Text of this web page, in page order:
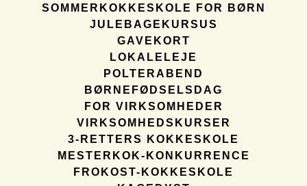
SOMMERKOKKESKOLE FOR BØRN
JULEBAGEKURSUS
GAVEKORT
LOKALELEJE
POLTERABEND
BØRNEFØDSELSDAG
FOR VIRKSOMHEDER
VIRKSOMHEDSKURSER
3-RETTERS KOKKESKOLE
MESTERKOK-KONKURRENCE
FROKOST-KOKKESKOLE